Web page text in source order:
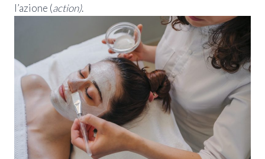
l’azione (action).